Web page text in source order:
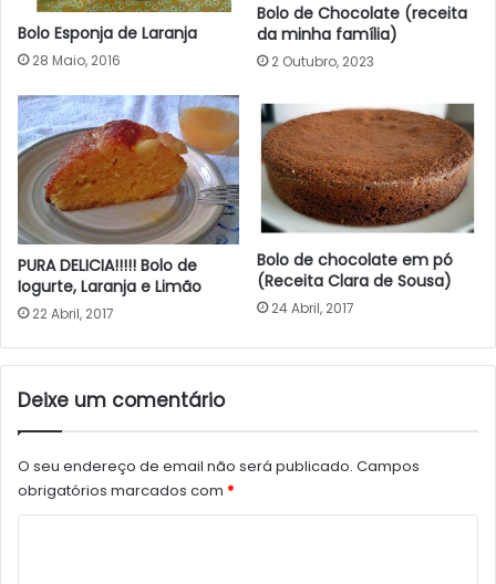
Bolo Esponja de Laranja
28 Maio, 2016
Bolo de Chocolate (receita
da minha família)
2 Outubro, 2023
PURA DELICIA!!!!! Bolo de
Iogurte, Laranja e Limão
22 Abril, 2017
Bolo de chocolate em pó
(Receita Clara de Sousa)
24 Abril, 2017
Deixe um comentário
O seu endereço de email não será publicado. Campos
obrigatórios marcados com *